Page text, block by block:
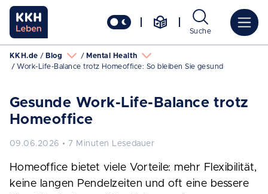
Suche
KKH.de Blog
Mental Health
Work-Life-Balance trotz Homeoffice: So bleiben Sie gesund
Gesunde Work-Life-Balance trotz
Homeoffice
09.06.2026 • 7 Minuten Lesedauer
Homeoffice bietet viele Vorteile: mehr Flexibilität,
keine langen Pendelzeiten und oft eine bessere